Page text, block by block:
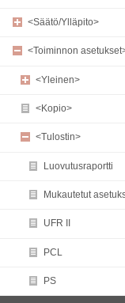
<Säätö/Ylläpito>
<Toiminnon
<Yleinen>
<Kopio>
<Tulostin>
Luovutusraportti
Mukautetut
UFR II
PCL
PS